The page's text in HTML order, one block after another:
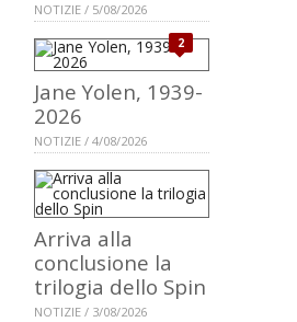
NOTIZIE / 5/08/2026
2
Jane Yolen, 1939-
2026
NOTIZIE / 4/08/2026
Arriva alla
conclusione la
trilogia dello Spin
NOTIZIE / 3/08/2026